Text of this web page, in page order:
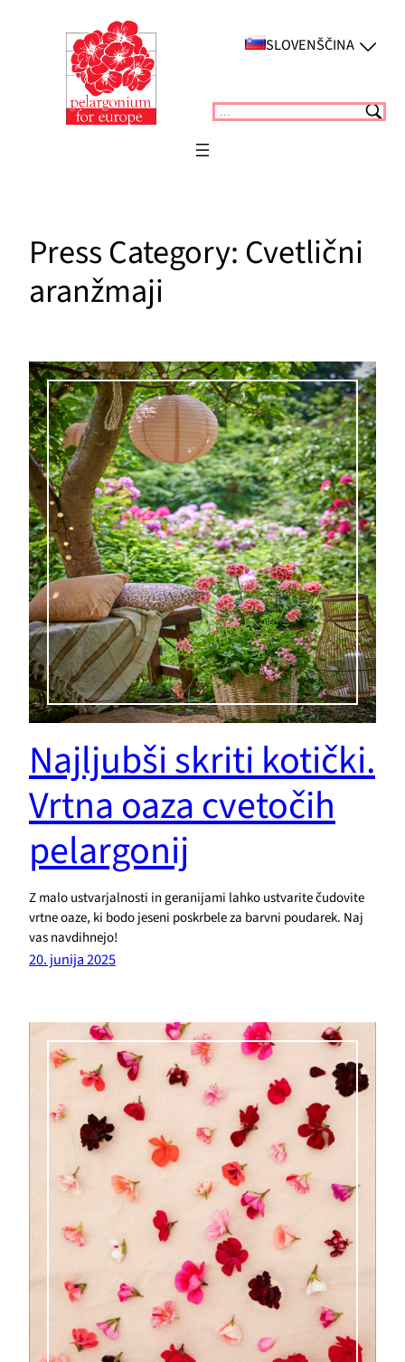
SLOVENŠČINA
Suchen
Press Category:Cvetlični
aranžmaji
Najljubši skriti kotički.
Vrtna oaza cvetočih
pelargonij
Z malo ustvarjalnosti in geranijami lahko ustvarite čudovite
vrtne oaze, ki bodo jeseni poskrbele za barvni poudarek. Naj
vas navdihnejo!
20. junija 2025